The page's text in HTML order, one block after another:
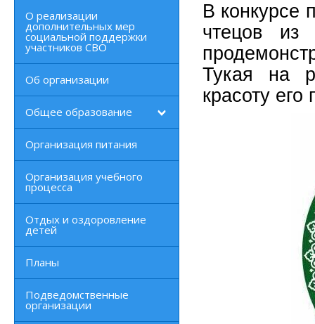
О реализации
дополнительных мер
социальной поддержки
участников СВО
Об организации
Общее образование
Организация питания
Организация учебного
процесса
Отдых и оздоровление
детей
Планы
Подведомственные
организации
В конкурсе
чтецов из
Тукая на
красоту его